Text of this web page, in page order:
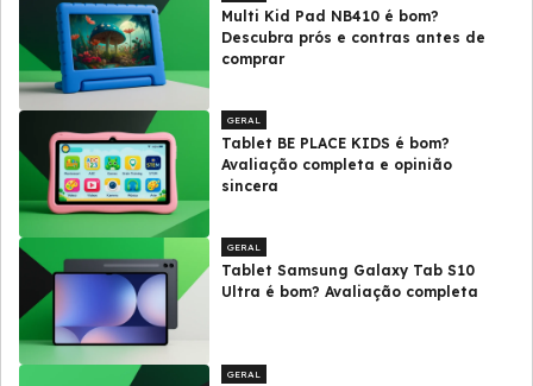
Multi Kid Pad NB410 é bom?
Descubra prós e contras antes de
comprar
GERAL
Tablet BE PLACE KIDS é bom?
Avaliação completa e opinião
sincera
GERAL
Tablet Samsung Galaxy Tab S10
Ultra é bom? Avaliação completa
GERAL